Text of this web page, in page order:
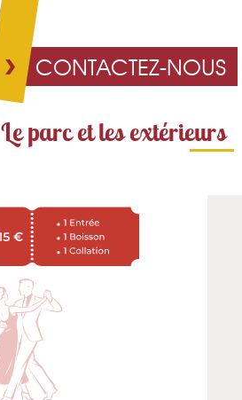
CONTACTEZ-NOUS
Le parc et les extérieurs